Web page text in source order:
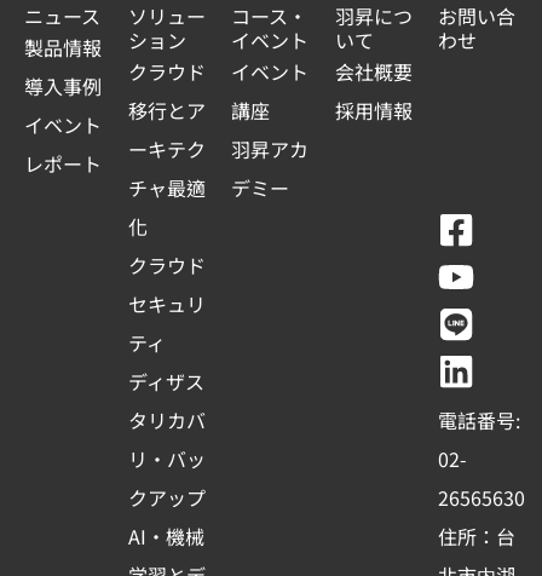
ニュース
製品情報
導入事例
イベント
レポート
ソリュー
ション
クラウド
移行とア
ーキテク
チャ最適
化
クラウド
セキュリ
ティ
ディザス
タリカバ
リ・バッ
クアップ
AI・機械
コース・
イベント
イベント
講座
羽昇アカ
デミー
羽昇につ
いて
会社概要
採用情報
お問い合
わせ
F
a
c
e
b
o
o
k
-
s
Y
o
u
t
u
b
e
L
i
n
e
L
i
n
k
e
d
i
n
電話番号:
02-
26565630
住所：台